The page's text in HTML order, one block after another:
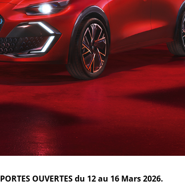
PORTES OUVERTES du 12 au 16 Mars 2026.